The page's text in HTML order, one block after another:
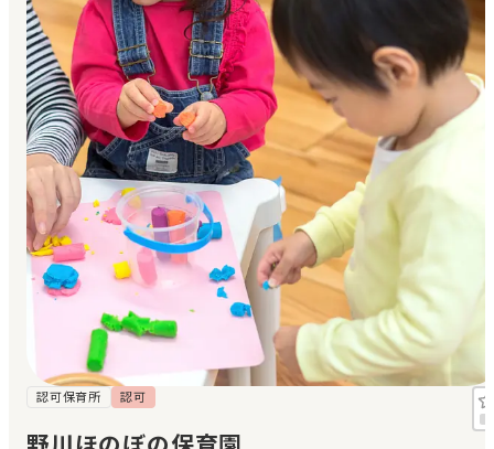
地図から探す
地域から探す
マイページ
閲覧履歴
お気に入り
見学日記
メッセージ
認可保育所 認可